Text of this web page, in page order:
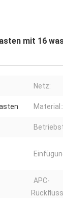
mit 16
Netz:
Material::
APC-